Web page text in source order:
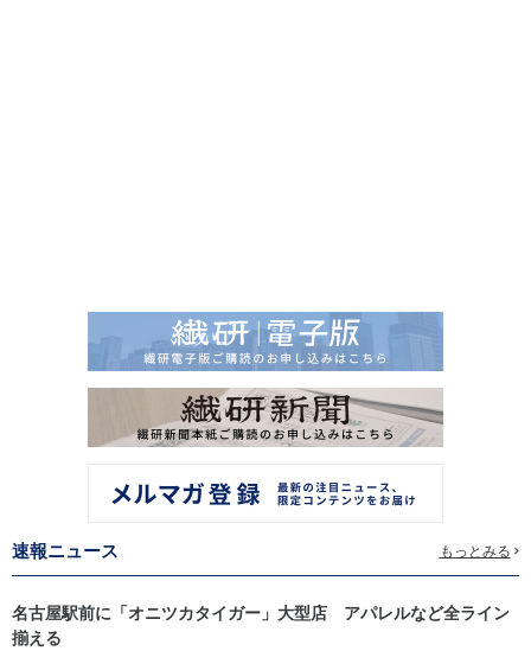
速報ニュース もっとみる
名古屋駅前に「オニツカタイガー」大型店 アパレルなど全ライン
揃える